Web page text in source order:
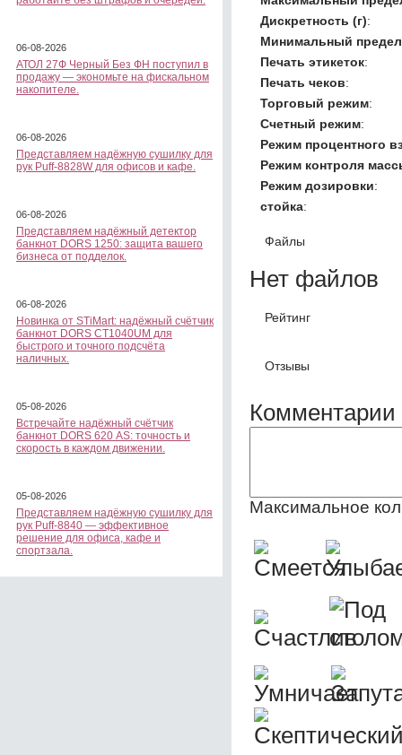
06-08-2026
АТОЛ 27Ф Черный Без ФН поступил в
продажу — экономьте на фискальном
накопителе.
06-08-2026
Представляем надёжную сушилку для
рук Puff-8828W для офисов и кафе.
06-08-2026
Представляем надёжный детектор
банкнот DORS 1250: защита вашего
бизнеса от подделок.
06-08-2026
Новинка от STiMart: надёжный счётчик
банкнот DORS CT1040UM для
быстрого и точного подсчёта
наличных.
05-08-2026
Встречайте надёжный счётчик
банкнот DORS 620 АS: точность и
скорость в каждом движении.
05-08-2026
Представляем надёжную сушилку для
рук Puff-8840 — эффективное
решение для офиса, кафе и
спортзала.
Дискретность (г):
Минимальный
Печать этикеток:
Печать чеков:
Торговый режим:
Счетный режим:
Режим процентного
Режим контроля
Режим дозировки:
стойка:
Файлы
Нет файлов
Рейтинг
Отзывы
Комментарии
Максимальное